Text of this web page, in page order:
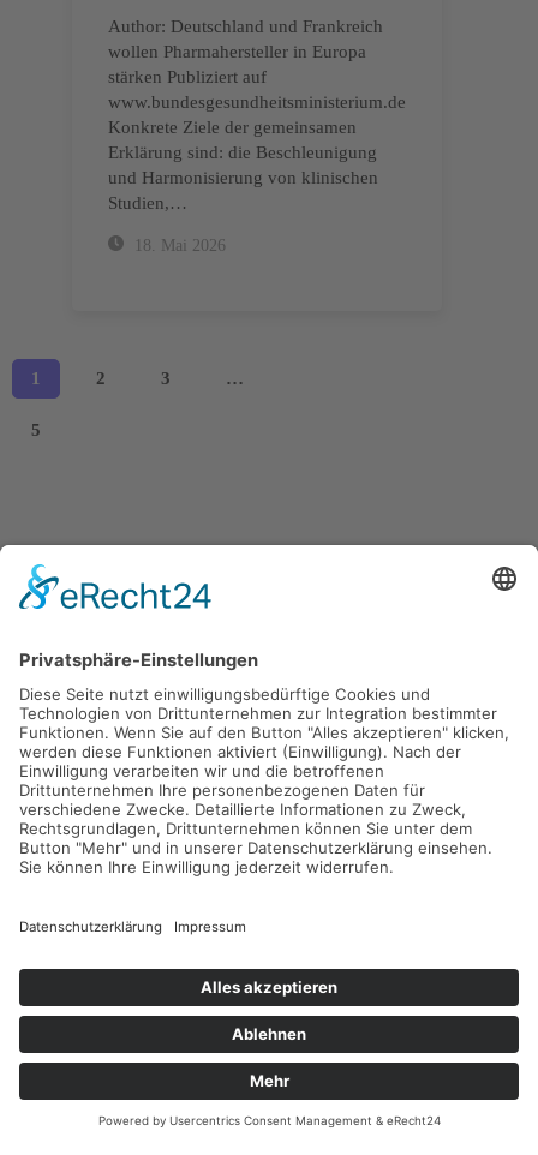
Author: Deutschland und Frankreich
wollen Pharmahersteller in Europa
stärken Publiziert auf
www.bundesgesundheitsministerium.de
Konkrete Ziele der gemeinsamen
Erklärung sind: die Beschleunigung
und Harmonisierung von klinischen
Studien,…
18. Mai 2026
1 2 3 …
5
Kooperationspartner